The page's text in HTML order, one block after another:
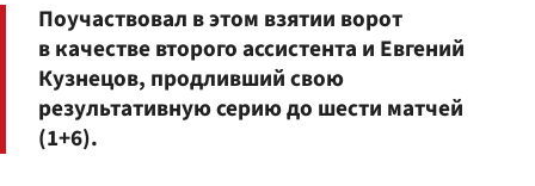
Поучаствовал в этом взятии ворот
в качестве второго ассистента и Евгений
Кузнецов, продливший свою
результативную серию до шести матчей
(1+6).